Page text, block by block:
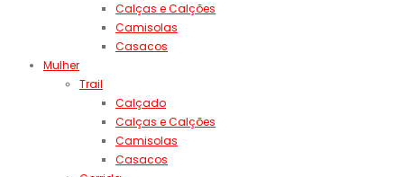
Calças e Calções
Camisolas
Casacos
Mulher
Trail
Calçado
Calças e Calções
Camisolas
Casacos